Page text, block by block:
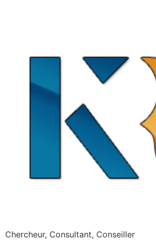
Chercheur, Consultant, Conseiller